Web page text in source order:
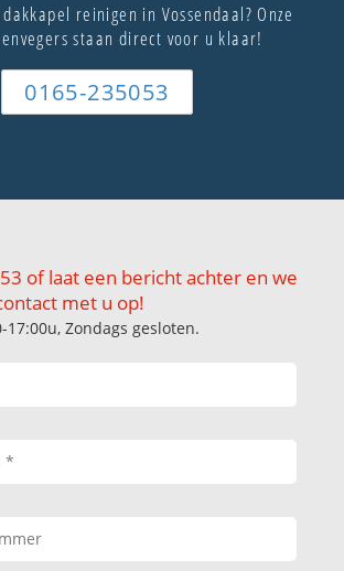
reinigen in Vossendaal? Onze
staan direct voor u klaar!
0165-235053
of laat een bericht achter en we
met u op!
17:00u, Zondags gesloten.